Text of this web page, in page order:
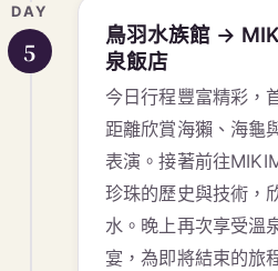
DAY
5
鳥羽水族館 →
泉飯店
今日行程豐富精彩，
距離欣賞海獺、海龜
表演。接著前往
珍珠的歷史與技術，
水。晚上再次享受溫
宴，為即將結束的旅